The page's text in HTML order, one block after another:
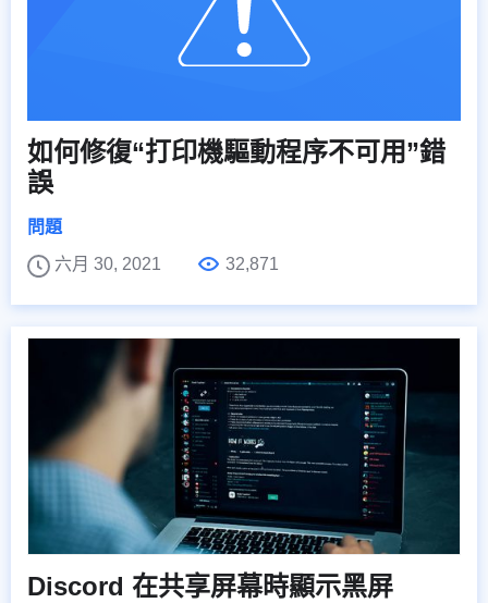
如何修復“打印機驅動程序不可用”錯
誤
問題
六月 30, 2021
32,871
Discord 在共享屏幕時顯示黑屏